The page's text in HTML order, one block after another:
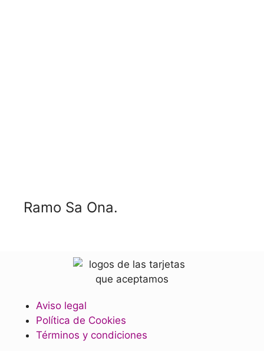
Ramo Sa Ona.
Aviso legal
Política de Cookies
Términos y condiciones